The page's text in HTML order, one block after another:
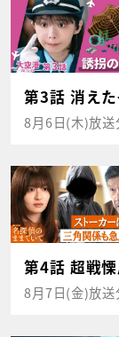
第3話 消え
8月6日(木)放送
第4話 超戦
8月7日(金)放送